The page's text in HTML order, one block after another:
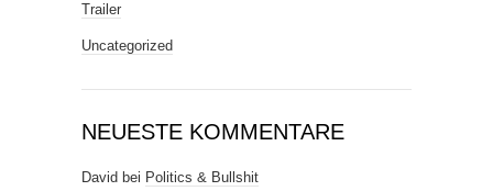
Trailer
Uncategorized
NEUESTE KOMMENTARE
David bei Politics & Bullshit